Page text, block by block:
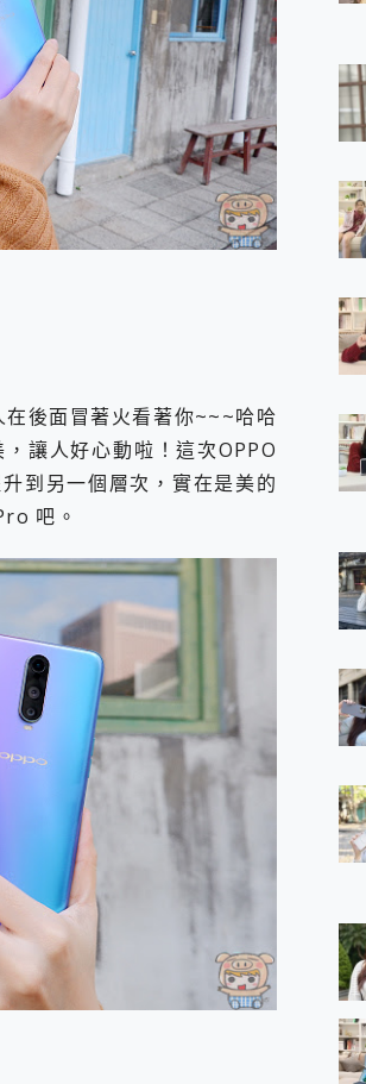
K1 系列 異星機械鍵盤與 Mercury X 系
QD-OLED 超寬曲面電競螢幕，多工辦
入 UL MCV 行銷宣告驗證的手機配件品牌
週年到來，「Slogan 海報徵稿活動」好康
MXs2 5000mAh薄型磁吸無線急速行動
式智慧冷暖調溫裝置 開箱 評測
五折優惠嗨翻天！支援 iOS/Android！
足全場景拍攝需求？
AI 秘書已上線 每月免費送你 300分鐘轉寫
創作儲存方案登場，趕快來AGI亞奇雷挑
10000mAh 5合1 磁吸無線急速行動電源 開
可靠的旅行夥伴！帶給您優異的安全性
MD272UPSW 27型」 4K IPS 輕薄商用
一起搞定 ONPRO MagReact™ M3 3 in
感配戴! 超穩超服貼，音質、通話也很優
!
分子篩洗脫烘 AI 滾筒洗衣機
Station 掌機專屬擴充底座 開箱 評
串流盒 開箱 評測
X200 就是這麼好拍
人聲 人聲 音樂分離 2024 消除人聲推薦
物獵人 Now飛人 ios教學 不出門也可以到
飛遍全世界
滿 CUKTECH 酷態科 300W 微型充電站
Recovery Wizard Free 18.0.0 業界最
Master 就是這麼簡單
遠更清晰、2日長續航、頂尖影音娛樂效
艦手機! 加碼小旗艦 Xiaomi 14 開箱 評測
明亮溫潤，並支援雙設備連接~
A1M-026TW 電競掌機
頭、攝影棚級柔光環、拍攝功能最好玩
電競掌機 開箱 評測
ONE MAG 最會吸的行動電源 開箱 評測
錄在送飛利浦氣炸鍋
的耳機會是智商稅嗎?
周卡體驗，專案價最低 NT$0 起
量版開賣，攜手味全龍進駐大巨蛋萬人盛
後面冒著火看著你~~~哈哈
讓人好心動啦！這次OPPO
到另一個層次，實在是美的
吧。